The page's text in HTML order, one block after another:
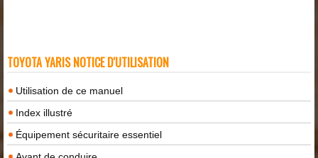
TOYOTA YARIS NOTICE D'UTILISATION
Utilisation de ce manuel
Index illustré
Équipement sécuritaire essentiel